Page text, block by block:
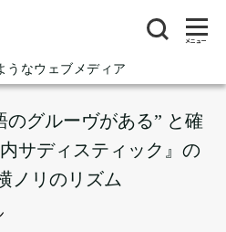
うなウェブメディア
メニュー
のグルーヴがある” と確
サディスティック』の
ノリのリズム